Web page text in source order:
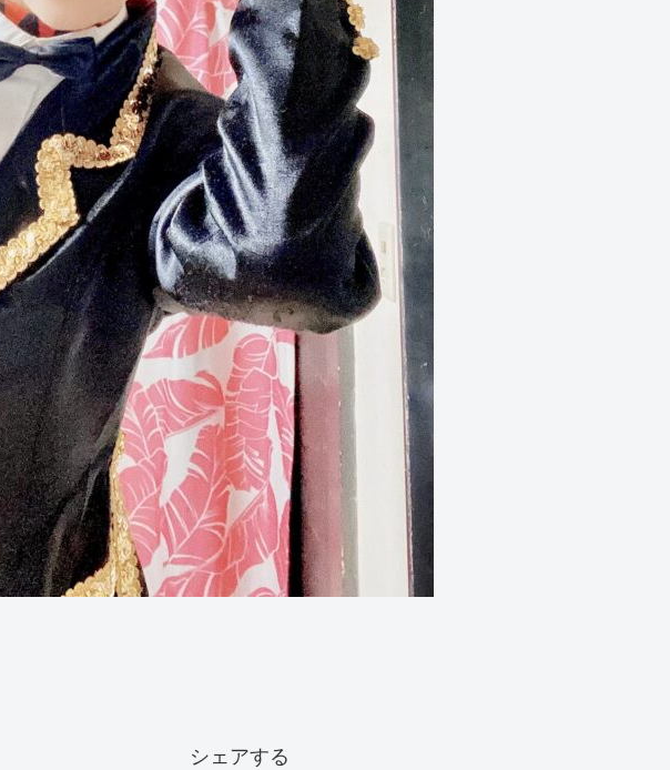
シェアする